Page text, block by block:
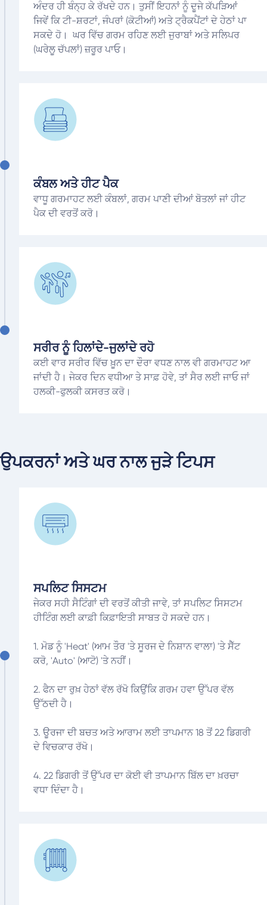
ਅੰਦਰ ਹੀ ਬੰਨ੍ਹ ਕੇ ਰੱਖਦੇ ਹਨ। ਤੁਸੀਂ ਇਹਨਾਂ ਨੂੰ ਦੂਜੇ ਕੱਪੜਿਆਂ
ਜਿਵੇਂ ਕਿ ਟੀ-ਸ਼ਰਟਾਂ, ਜੰਪਰਾਂ (ਕੋਟੀਆਂ) ਅਤੇ ਟ੍ਰੈਕਪੈਂਟਾਂ ਦੇ ਹੇਠਾਂ ਪਾ
ਸਕਦੇ ਹੋ। ਘਰ ਵਿੱਚ ਗਰਮ ਰਹਿਣ ਲਈ ਜੁਰਾਬਾਂ ਅਤੇ ਸਲਿਪਰ
(ਘਰੇਲੂ ਚੱਪਲਾਂ) ਜ਼ਰੂਰ ਪਾਓ।
ਕੰਬਲ ਅਤੇ ਹੀਟ ਪੈਕ
ਵਾਧੂ ਗਰਮਾਹਟ ਲਈ ਕੰਬਲਾਂ, ਗਰਮ ਪਾਣੀ ਦੀਆਂ ਬੋਤਲਾਂ ਜਾਂ ਹੀਟ
ਪੈਕ ਦੀ ਵਰਤੋਂ ਕਰੋ।
ਸਰੀਰ ਨੂੰ ਹਿਲਾਂਦੇ-ਜੁਲਾਂਦੇ ਰਹੋ
ਕਈ ਵਾਰ ਸਰੀਰ ਵਿੱਚ ਖ਼ੂਨ ਦਾ ਦੌਰਾ ਵਧਣ ਨਾਲ ਵੀ ਗਰਮਾਹਟ ਆ
ਜਾਂਦੀ ਹੈ। ਜੇਕਰ ਦਿਨ ਵਧੀਆ ਤੇ ਸਾਫ਼ ਹੋਵੇ, ਤਾਂ ਸੈਰ ਲਈ ਜਾਓ ਜਾਂ
ਹਲਕੀ-ਫੁਲਕੀ ਕਸਰਤ ਕਰੋ।
ਉਪਕਰਨਾਂ ਅਤੇ ਘਰ ਨਾਲ ਜੁੜੇ ਟਿਪਸ
ਸਪਲਿਟ ਸਿਸਟਮ
ਜੇਕਰ ਸਹੀ ਸੈਟਿੰਗਾਂ ਦੀ ਵਰਤੋਂ ਕੀਤੀ ਜਾਵੇ, ਤਾਂ ਸਪਲਿਟ ਸਿਸਟਮ
ਹੀਟਿੰਗ ਲਈ ਕਾਫ਼ੀ ਕਿਫ਼ਾਇਤੀ ਸਾਬਤ ਹੋ ਸਕਦੇ ਹਨ।
1. ਮੋਡ ਨੂੰ 'Heat' (ਆਮ ਤੌਰ 'ਤੇ ਸੂਰਜ ਦੇ ਨਿਸ਼ਾਨ ਵਾਲਾ) 'ਤੇ ਸੈੱਟ
ਕਰੋ, 'Auto' (ਆਟੋ) 'ਤੇ ਨਹੀਂ।
2. ਫੈਨ ਦਾ ਰੁਖ਼ ਹੇਠਾਂ ਵੱਲ ਰੱਖੋ ਕਿਉਂਕਿ ਗਰਮ ਹਵਾ ਉੱਪਰ ਵੱਲ
ਉੱਠਦੀ ਹੈ।
3. ਊਰਜਾ ਦੀ ਬਚਤ ਅਤੇ ਆਰਾਮ ਲਈ ਤਾਪਮਾਨ 18 ਤੋਂ 22 ਡਿਗਰੀ
ਦੇ ਵਿਚਕਾਰ ਰੱਖੋ।
4. 22 ਡਿਗਰੀ ਤੋਂ ਉੱਪਰ ਦਾ ਕੋਈ ਵੀ ਤਾਪਮਾਨ ਬਿੱਲ ਦਾ ਖ਼ਰਚਾ
ਵਧਾ ਦਿੰਦਾ ਹੈ।